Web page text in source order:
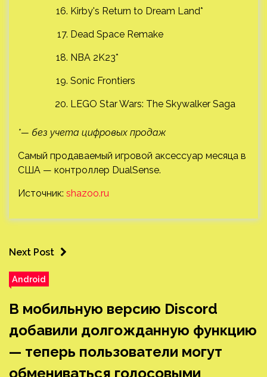
Kirby's Return to Dream Land*
Dead Space Remake
NBA 2K23*
Sonic Frontiers
LEGO Star Wars: The Skywalker Saga
*— без учета цифровых продаж
Самый продаваемый игровой аксессуар месяца в
США — контроллер DualSense.
Источник: shazoo.ru
Next Post
Android
В мобильную версию Discord
добавили долгожданную функцию
— теперь пользователи могут
обмениваться голосовыми